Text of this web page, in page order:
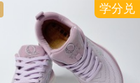
学分兑